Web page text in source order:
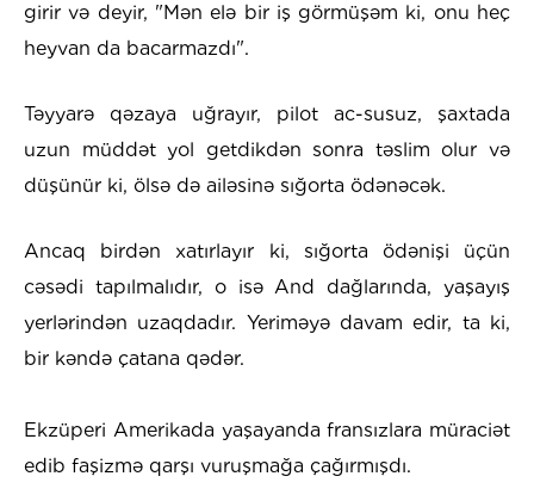
girir və deyir, "Mən elə bir iş görmüşəm ki, onu heç
heyvan da bacarmazdı".
Təyyarə qəzaya uğrayır, pilot ac-susuz, şaxtada
uzun müddət yol getdikdən sonra təslim olur və
düşünür ki, ölsə də ailəsinə sığorta ödənəcək.
Ancaq birdən xatırlayır ki, sığorta ödənişi üçün
cəsədi tapılmalıdır, o isə And dağlarında, yaşayış
yerlərindən uzaqdadır. Yeriməyə davam edir, ta ki,
bir kəndə çatana qədər.
Ekzüperi Amerikada yaşayanda fransızlara müraciət
edib faşizmə qarşı vuruşmağa çağırmışdı.